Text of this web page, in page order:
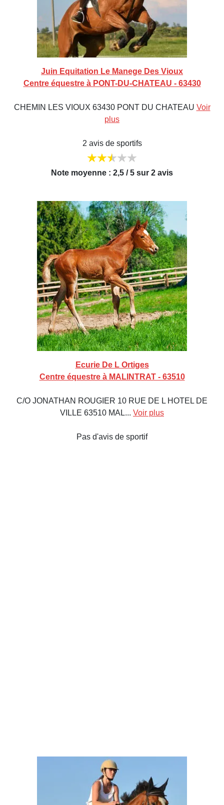
Juin Equitation Le Manege Des Vioux
Centre équestre à PONT-DU-CHATEAU - 63430
CHEMIN LES VIOUX 63430 PONT DU CHATEAU Voir
plus
2 avis de sportifs
Note moyenne : 2,5 / 5 sur 2 avis
Ecurie De L Ortiges
Centre équestre à MALINTRAT - 63510
C/O JONATHAN ROUGIER 10 RUE DE L HOTEL DE
VILLE 63510 MAL... Voir plus
Pas d'avis de sportif